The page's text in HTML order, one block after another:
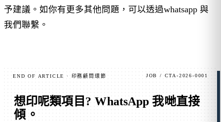
予建議。如你有更多其他問題，可以透過whatsapp 與
我們聯繫。
END OF ARTICLE · 印務顧問環節 JOB / CTA-2026-0001
想印呢類項目? WhatsApp 我哋直接
傾 。